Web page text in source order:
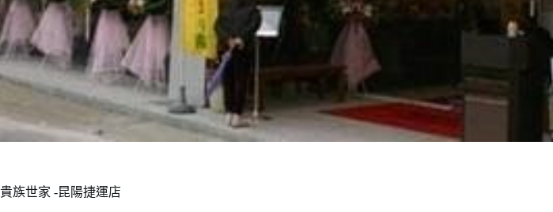
貴族世家 -昆陽捷運店